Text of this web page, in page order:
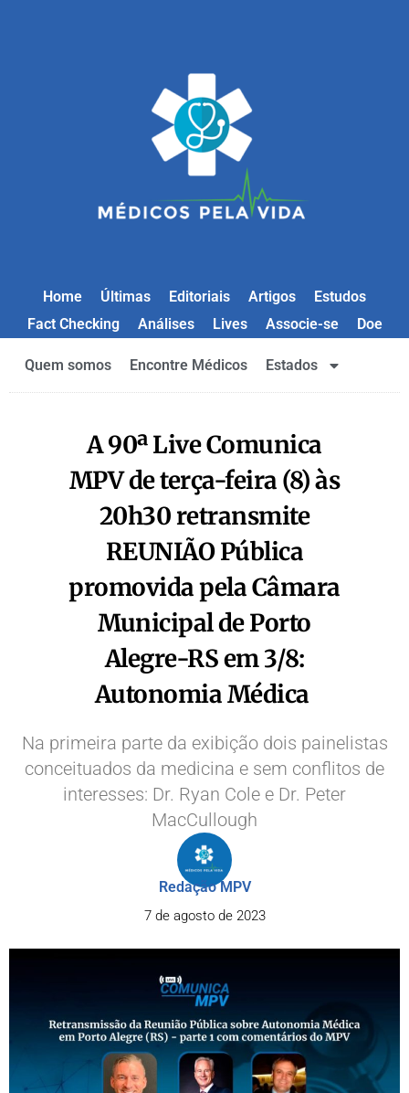
Home Últimas Editoriais Artigos
Estudos
Fact Checking
Análises Lives Associe-se Doe
Quem somos Encontre Médicos Estados
A 90ª Live Comunica
MPV de terça-feira (8) às
20h30 retransmite
REUNIÃO Pública
promovida pela Câmara
Municipal de Porto
Alegre-RS em 3/8:
Autonomia Médica
Na primeira parte da exibição dois painelistas
conceituados da medicina e sem conflitos de
interesses: Dr. Ryan Cole e Dr. Peter
MacCullough
Redação MPV
7 de agosto de 2023